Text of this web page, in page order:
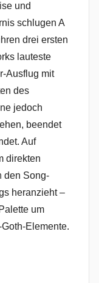
und
schlugen A
drei ersten
lauteste
Ausflug mit
des
jedoch
beendet
Auf
direkten
den Song-
heranzieht –
um
Elemente.